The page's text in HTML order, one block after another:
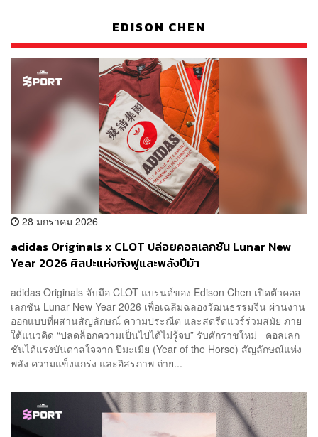
EDISON CHEN
28 มกราคม 2026
adidas Originals x CLOT ปล่อยคอลเลกชัน Lunar New
Year 2026 ศิลปะแห่งกังฟูและพลังปีม้า
adidas Originals จับมือ CLOT แบรนด์ของ Edison Chen เปิดตัวคอล
เลกชัน Lunar New Year 2026 เพื่อเฉลิมฉลองวัฒนธรรมจีน ผ่านงาน
ออกแบบที่ผสานสัญลักษณ์ ความประณีต และสตรีตแวร์ร่วมสมัย ภาย
ใต้แนวคิด “ปลดล็อกความเป็นไปได้ไม่รู้จบ” รับศักราชใหม่ คอลเลก
ชันได้แรงบันดาลใจจาก ปีมะเมีย (Year of the Horse) สัญลักษณ์แห่ง
พลัง ความแข็งแกร่ง และอิสรภาพ ถ่าย...